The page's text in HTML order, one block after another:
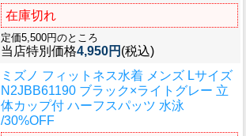
在庫切れ
定価5,500円のところ
当店特別価格4,950円 (税込)
ミズノ フィットネス水着 メンズ Lサイズ
N2JBB61190 ブラック×ライトグレー 立
体カップ付 ハーフスパッツ 水泳
/30%OFF